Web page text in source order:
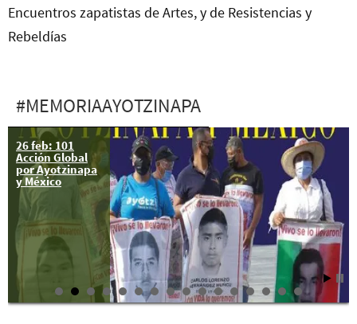
Encuentros zapatistas de Artes, y de Resistencias y
Rebeldías
#MEMORIAAYOTZINAPA
26 feb: 101
Acción Global
por Ayotzinapa
y México